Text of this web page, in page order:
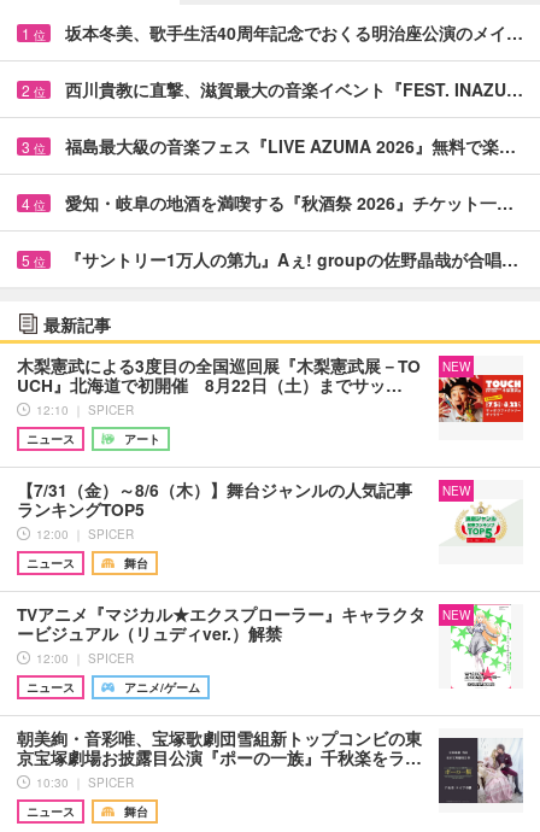
1 位 坂本冬美、歌手生活40周年記念でおくる明治座公演のメイ…
2 位 西川貴教に直撃、滋賀最大の音楽イベント『FEST. INAZU…
3 位 福島最大級の音楽フェス『LIVE AZUMA 2026』無料で楽…
4 位 愛知・岐阜の地酒を満喫する『秋酒祭 2026』チケット一…
5 位 『サントリー1万人の第九』Aぇ! groupの佐野晶哉が合唱…
最新記事
木梨憲武による3度目の全国巡回展『木梨憲武展－TO
UCH』北海道で初開催 8月22日（土）までサッ…
12:10 ｜ SPICER
ニュース
アート
NEW
【7/31（金）～8/6（木）】舞台ジャンルの人気記事
ランキングTOP5
12:00 ｜ SPICER
ニュース
舞台
NEW
TVアニメ『マジカル★エクスプローラー』キャラクタ
ービジュアル（リュディver.）解禁
12:00 ｜ SPICER
ニュース
アニメ/ゲーム
NEW
朝美絢・音彩唯、宝塚歌劇団雪組新トップコンビの東
京宝塚劇場お披露目公演『ポーの一族』千秋楽をラ…
10:30 ｜ SPICER
ニュース
舞台